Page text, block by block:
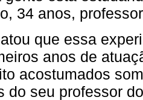
34 anos,
que essa
anos de
acostumados
do seu professor